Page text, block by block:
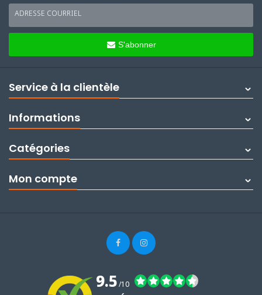
ADRESSE COURRIEL
S'abonner
Service à la clientèle
Informations
Catégories
Mon compte
9.5/10